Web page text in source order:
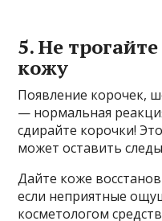
5. Не
кожу
Появление корочек,
— нормальная
сдирайте корочки!
может оставить
Дайте коже
если неприятные
косметологом